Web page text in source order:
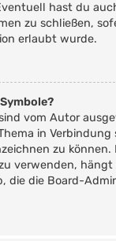
hast du
zu schließen,
erlaubt wurde.
vom Autor
in Verbindung
zu können.
verwenden, hängt
die die Board-